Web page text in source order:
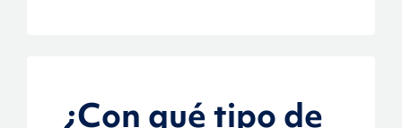
¿Con qué tipo de